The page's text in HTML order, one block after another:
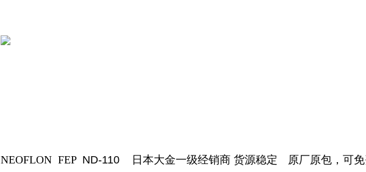
NEOFLON FEP ND-110 日本大金一级经销商 货源稳定 原厂原包，可